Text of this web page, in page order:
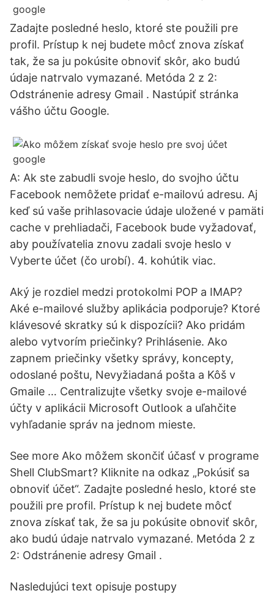
Zadajte posledné heslo, ktoré ste použili pre
profil. Prístup k nej budete môcť znova získať
tak, že sa ju pokúsite obnoviť skôr, ako budú
údaje natrvalo vymazané. Metóda 2 z 2:
Odstránenie adresy Gmail . Nastúpiť stránka
vášho účtu Google.
A: Ak ste zabudli svoje heslo, do svojho účtu
Facebook nemôžete pridať e-mailovú adresu. Aj
keď sú vaše prihlasovacie údaje uložené v pamäti
cache v prehliadači, Facebook bude vyžadovať,
aby používatelia znovu zadali svoje heslo v
Vyberte účet (čo urobí). 4. kohútik viac.
Aký je rozdiel medzi protokolmi POP a IMAP?
Aké e-mailové služby aplikácia podporuje? Ktoré
klávesové skratky sú k dispozícii? Ako pridám
alebo vytvorím priečinky? Prihlásenie. Ako
zapnem priečinky všetky správy, koncepty,
odoslané poštu, Nevyžiadaná pošta a Kôš v
Gmaile … Centralizujte všetky svoje e-mailové
účty v aplikácii Microsoft Outlook a uľahčite
vyhľadanie správ na jednom mieste.
See more Ako môžem skončiť účasť v programe
Shell ClubSmart? Kliknite na odkaz „Pokúsiť sa
obnoviť účet“. Zadajte posledné heslo, ktoré ste
použili pre profil. Prístup k nej budete môcť
znova získať tak, že sa ju pokúsite obnoviť skôr,
ako budú údaje natrvalo vymazané. Metóda 2 z
2: Odstránenie adresy Gmail .
Nasledujúci text opisuje postupy